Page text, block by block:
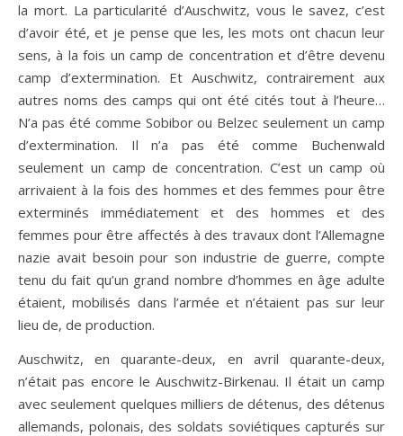
la mort. La particularité d’Auschwitz, vous le savez, c’est
d’avoir été, et je pense que les, les mots ont chacun leur
sens, à la fois un camp de concentration et d’être devenu
camp d’extermination. Et Auschwitz, contrairement aux
autres noms des camps qui ont été cités tout à l’heure…
N’a pas été comme Sobibor ou Belzec seulement un camp
d’extermination. Il n’a pas été comme Buchenwald
seulement un camp de concentration. C’est un camp où
arrivaient à la fois des hommes et des femmes pour être
exterminés immédiatement et des hommes et des
femmes pour être affectés à des travaux dont l’Allemagne
nazie avait besoin pour son industrie de guerre, compte
tenu du fait qu’un grand nombre d’hommes en âge adulte
étaient, mobilisés dans l’armée et n’étaient pas sur leur
lieu de, de production.
Auschwitz, en quarante-deux, en avril quarante-deux,
n’était pas encore le Auschwitz-Birkenau. Il était un camp
avec seulement quelques milliers de détenus, des détenus
allemands, polonais, des soldats soviétiques capturés sur